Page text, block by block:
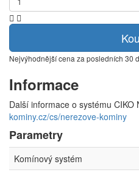
Nejvýhodnější cena za posledních 30
Informace
Další informace o systému CIKO
kominy.cz/cs/nerezove-kominy
Parametry
Komínový systém